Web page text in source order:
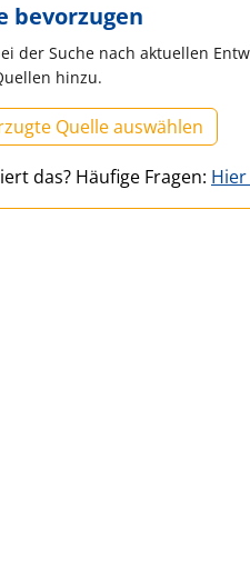
bevorzugen
der Suche nach aktuellen
hinzu.
Quelle auswählen
das? Häufige Fragen: